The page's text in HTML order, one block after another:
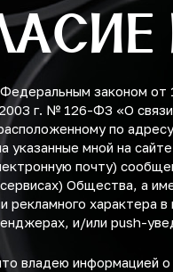
Федеральным законом
г. № 126-ФЗ «О
по
указанные мной на сайте
почту)
Общества, а
рекламного характера
и/или push-
владею информацией о